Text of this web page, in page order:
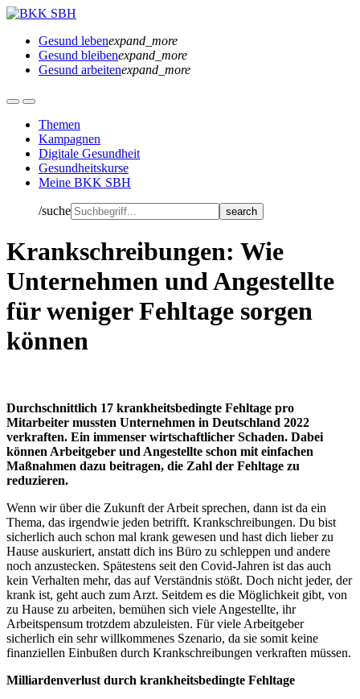
Gesund lebenexpand_more
Gesund bleibenexpand_more
Gesund arbeitenexpand_more
Themen
Kampagnen
Digitale Gesundheit
Gesundheitskurse
Meine BKK SBH
/suche
Krankschreibungen: Wie
Unternehmen und Angestellte
für weniger Fehltage sorgen
können
Durchschnittlich 17 krankheitsbedingte Fehltage pro
Mitarbeiter mussten Unternehmen in Deutschland 2022
verkraften. Ein immenser wirtschaftlicher Schaden. Dabei
können Arbeitgeber und Angestellte schon mit einfachen
Maßnahmen dazu beitragen, die Zahl der Fehltage zu
reduzieren.
Wenn wir über die Zukunft der Arbeit sprechen, dann ist da ein
Thema, das irgendwie jeden betrifft. Krankschreibungen. Du bist
sicherlich auch schon mal krank gewesen und hast dich lieber zu
Hause auskuriert, anstatt dich ins Büro zu schleppen und andere
noch anzustecken. Spätestens seit den Covid-Jahren ist das auch
kein Verhalten mehr, das auf Verständnis stößt. Doch nicht jeder, der
krank ist, geht auch zum Arzt. Seitdem es die Möglichkeit gibt, von
zu Hause zu arbeiten, bemühen sich viele Angestellte, ihr
Arbeitspensum trotzdem abzuleisten. Für viele Arbeitgeber
sicherlich ein sehr willkommenes Szenario, da sie somit keine
finanziellen Einbußen durch Krankschreibungen verkraften müssen.
Milliardenverlust durch krankheitsbedingte Fehltage